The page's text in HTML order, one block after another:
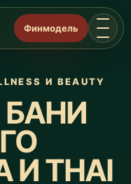
Финмодель
И BEAUTY
THAI